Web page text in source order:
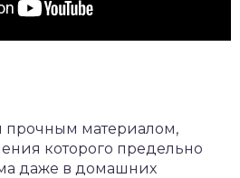
прочным материалом,
которого предельно
даже в домашних